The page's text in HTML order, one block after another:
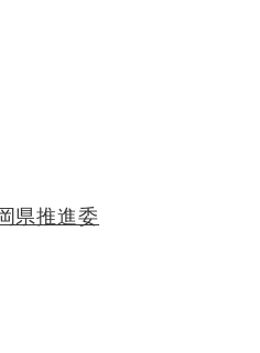
県推進委